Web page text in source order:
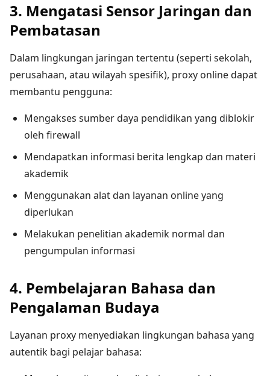
3. Mengatasi Sensor Jaringan dan
Pembatasan
Dalam lingkungan jaringan tertentu (seperti sekolah,
perusahaan, atau wilayah spesifik), proxy online dapat
membantu pengguna:
Mengakses sumber daya pendidikan yang diblokir
oleh firewall
Mendapatkan informasi berita lengkap dan materi
akademik
Menggunakan alat dan layanan online yang
diperlukan
Melakukan penelitian akademik normal dan
pengumpulan informasi
4. Pembelajaran Bahasa dan
Pengalaman Budaya
Layanan proxy menyediakan lingkungan bahasa yang
autentik bagi pelajar bahasa: